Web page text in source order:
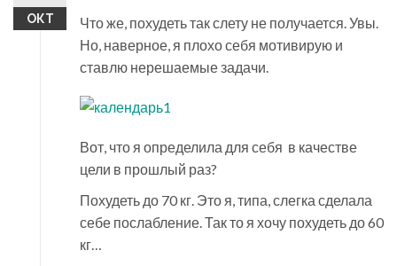
ОКТ
Что же, похудеть так слету не получается. Увы.
Но, наверное, я плохо себя мотивирую и
ставлю нерешаемые задачи.
Вот, что я определила для себя в качестве
цели в прошлый раз?
Похудеть до 70 кг. Это я, типа, слегка сделала
себе послабление. Так то я хочу похудеть до 60
кг…